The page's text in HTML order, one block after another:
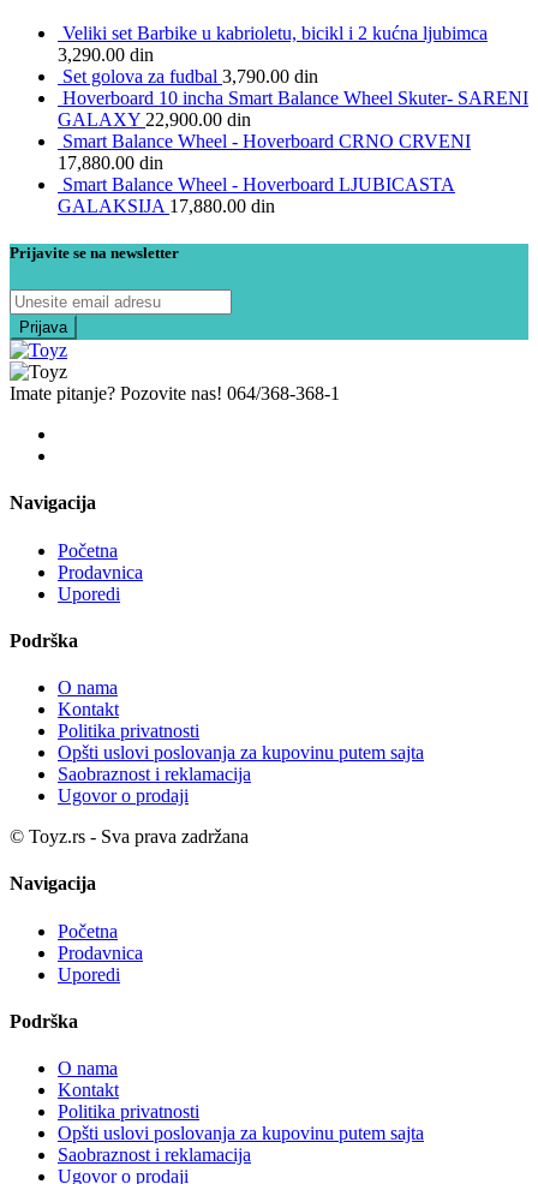
Veliki set Barbike u kabrioletu, bicikl i 2 kućna ljubimca
3,290.00 din
Set golova za fudbal 3,790.00 din
Hoverboard 10 incha Smart Balance Wheel Skuter- SARENI
GALAXY 22,900.00 din
Smart Balance Wheel - Hoverboard CRNO CRVENI
17,880.00 din
Smart Balance Wheel - Hoverboard LJUBICASTA
GALAKSIJA 17,880.00 din
Prijavite se na newsletter
Imate pitanje? Pozovite nas! 064/368-368-1
Navigacija
Početna
Prodavnica
Uporedi
Podrška
O nama
Kontakt
Politika privatnosti
Opšti uslovi poslovanja za kupovinu putem sajta
Saobraznost i reklamacija
Ugovor o prodaji
© Toyz.rs - Sva prava zadržana
Navigacija
Početna
Prodavnica
Uporedi
Podrška
O nama
Kontakt
Politika privatnosti
Opšti uslovi poslovanja za kupovinu putem sajta
Saobraznost i reklamacija
Ugovor o prodaji